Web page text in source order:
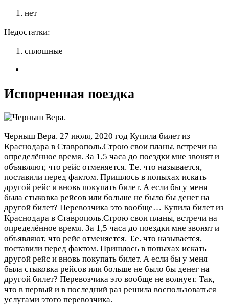
нет
Недостатки:
сплошные
Испорченная поездка
Черныш Вера. 27 июля, 2020 год Купила билет из
Краснодара в Ставрополь.Строю свои планы, встречи на
определённое время. За 1,5 часа до поездки мне звонят и
объявляют, что рейс отменяется. Т.е. что называется,
поставили перед фактом. Пришлось в попыхах искать
другой рейс и вновь покупать билет. А если бы у меня
была стыковка рейсов или больше не было бы денег на
другой билет? Перевозчика это вообще… Купила билет из
Краснодара в Ставрополь.Строю свои планы, встречи на
определённое время. За 1,5 часа до поездки мне звонят и
объявляют, что рейс отменяется. Т.е. что называется,
поставили перед фактом. Пришлось в попыхах искать
другой рейс и вновь покупать билет. А если бы у меня
была стыковка рейсов или больше не было бы денег на
другой билет? Перевозчика это вообще не волнует. Так,
что в первый и в последний раз решила воспользоваться
услугами этого перевозчика.